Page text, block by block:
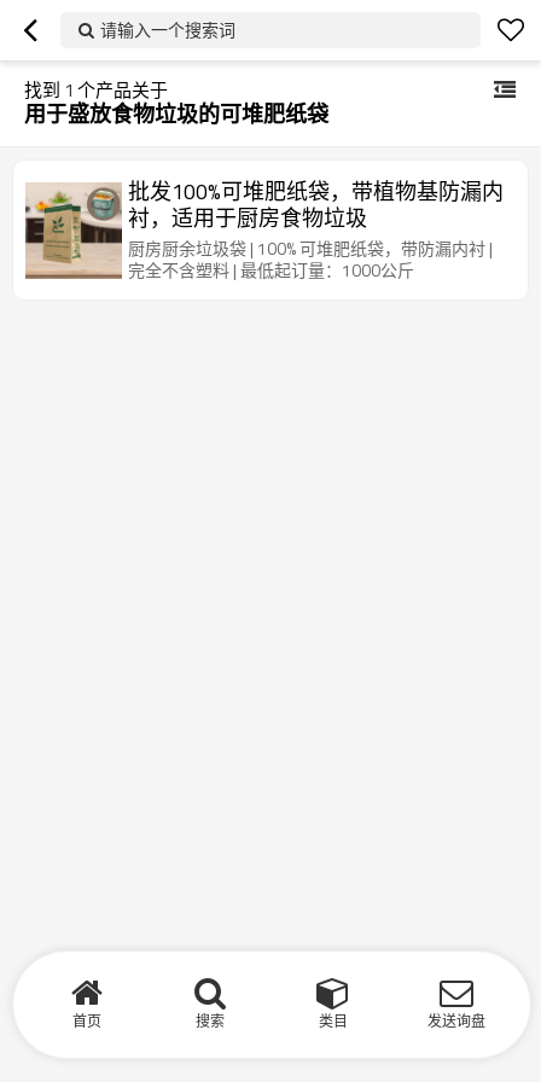
请输入一个搜索词
找到 1 个产品关于
用于盛放食物垃圾的可堆肥纸袋
批发100%可堆肥纸袋，带植物基防漏内
衬，适用于厨房食物垃圾
厨房厨余垃圾袋 | 100% 可堆肥纸袋，带防漏内衬 |
完全不含塑料 | 最低起订量：1000公斤
首页 搜索 类目 发送询盘